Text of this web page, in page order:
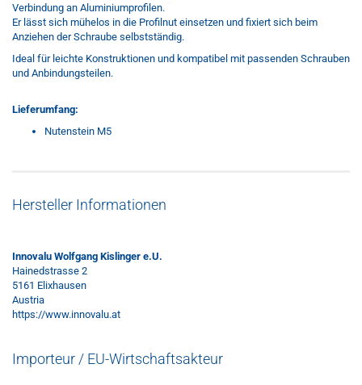
Verbindung an Aluminiumprofilen.
Er lässt sich mühelos in die Profilnut einsetzen und fixiert sich beim
Anziehen der Schraube selbstständig.
Ideal für leichte Konstruktionen und kompatibel mit passenden Schrauben
und Anbindungsteilen.
Lieferumfang:
Nutenstein M5
Hersteller Informationen
Innovalu Wolfgang Kislinger e.U.
Hainedstrasse 2
5161 Elixhausen
Austria
https://www.innovalu.at
Importeur / EU-Wirtschaftsakteur